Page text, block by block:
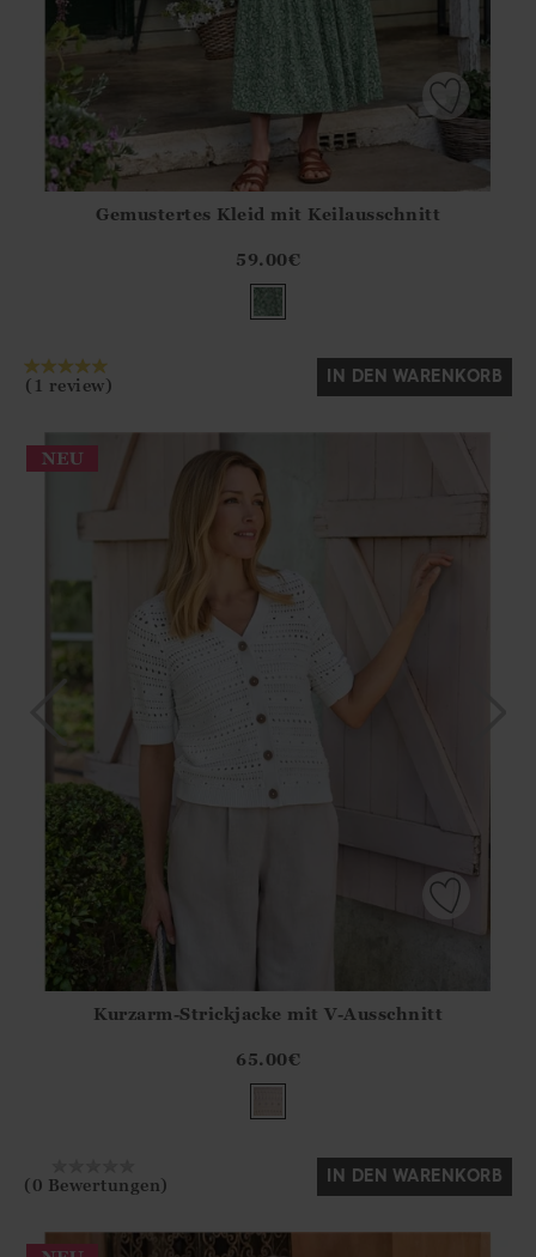
?? ""
Nein
Gemustertes Kleid mit Keilausschnitt
59.00€
(1 review) IN DEN WARENKORB
?? ""
Nein
Kurzarm-Strickjacke mit V-Ausschnitt
65.00€
(0 Bewertungen) IN DEN WARENKORB